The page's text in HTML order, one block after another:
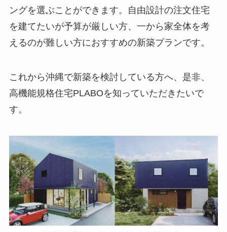
ングを選ぶことができます。自由設計の注文住宅
を建てたいが予算が厳しい方、一から家全体を考
えるのが難しい方におすすめの新築プランです。
これから沖縄で新築を検討している方へ、是非、
高機能規格住宅PLABOを知っていただきたいで
す。